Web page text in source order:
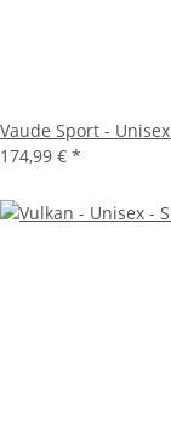
Vaude Sport -
174,99 € *